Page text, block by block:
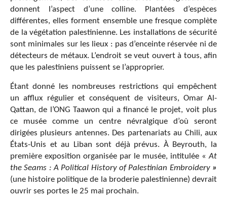
donnent l’aspect d’une colline. Plantées d’espèces
différentes, elles forment ensemble une fresque complète
de la végétation palestinienne. Les installations de sécurité
sont minimales sur les lieux : pas d’enceinte réservée ni de
détecteurs de métaux. L’endroit se veut ouvert à tous, afin
que les palestiniens puissent se l’approprier.
Étant donné les nombreuses restrictions qui empêchent
un afflux régulier et conséquent de visiteurs, Omar Al-
Qattan, de l’ONG Taawon qui a financé le projet, voit plus
ce musée comme un centre névralgique d’où seront
dirigées plusieurs antennes. Des partenariats au Chili, aux
États-Unis et au Liban sont déjà prévus. À Beyrouth, la
première exposition organisée par le musée, intitulée «At
the Seams : A Political History of Palestinian Embroidery »
(une histoire politique de la broderie palestinienne) devrait
ouvrir ses portes le 25 mai prochain.